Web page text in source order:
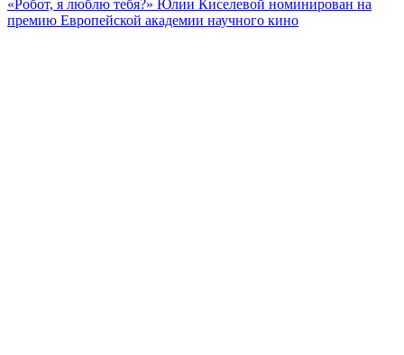
«Робот, я люблю тебя?» Юлии Киселевой номинирован на
премию Европейской академии научного кино